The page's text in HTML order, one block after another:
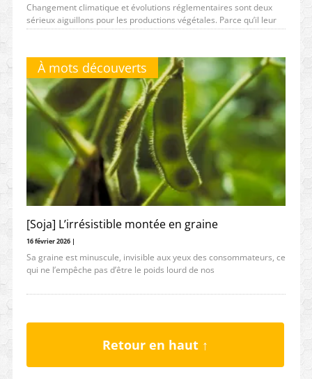
Changement climatique et évolutions réglementaires sont deux
sérieux aiguillons pour les productions végétales. Parce qu’il leur
faut à la fois
À mots découverts
[Soja] L’irrésistible montée en graine
16 février 2026 |
Sa graine est minuscule, invisible aux yeux des consommateurs, ce
qui ne l’empêche pas d’être le poids lourd de nos
Retour en haut ↑